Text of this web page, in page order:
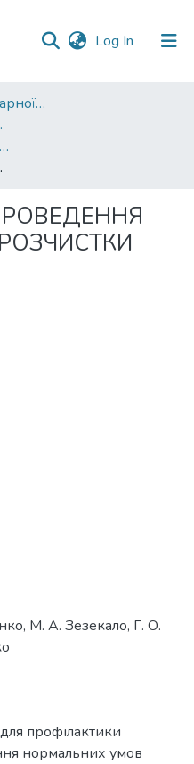
Log In (current)
Факультет ветеринарної медицини
тварин
Друковані видання. Кафедра нормальної і паталогічної анатомії та фізіології тварин
У КОНЕЙ
М. А. Зезекало, Г. О.
профілактики
нормальних умов